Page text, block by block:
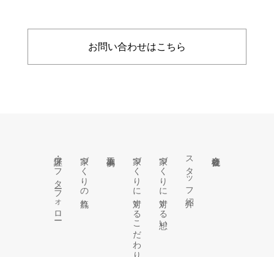
お問い合わせはこちら
保証・アフターフォロー 家づくりの流れ 家づくりに対するこだわり 家づくりに対する想い スタッフ紹介